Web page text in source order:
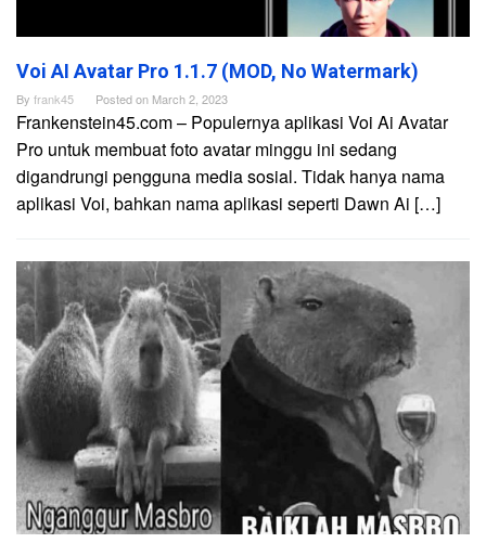
Voi AI Avatar Pro 1.1.7 (MOD, No Watermark)
By frank45 Posted on March 2, 2023
Frankenstein45.com – Populernya aplikasi Voi Ai Avatar
Pro untuk membuat foto avatar minggu ini sedang
digandrungi pengguna media sosial. Tidak hanya nama
aplikasi Voi, bahkan nama aplikasi seperti Dawn Ai […]